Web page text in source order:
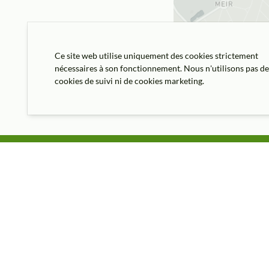
Ce site web utilise uniquement des cookies strictement
nécessaires à son fonctionnement. Nous n'utilisons pas de
cookies de suivi ni de cookies marketing.